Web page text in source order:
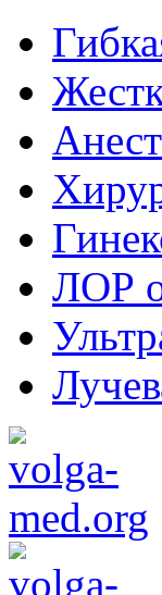
ЛОР